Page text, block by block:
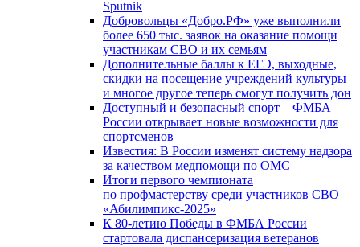
Sputnik
Добровольцы «Добро.РФ» уже выполнили
более 650 тыс. заявок на оказание помощи
участникам СВО и их семьям
Дополнительные баллы к ЕГЭ, выходные,
скидки на посещение учреждений культуры
и многое другое теперь смогут получить дон
Доступный и безопасный спорт – ФМБА
России открывает новые возможности для
спортсменов
Известия: В России изменят систему надзора
за качеством медпомощи по ОМС
Итоги первого чемпионата
по профмастерству среди участников СВО
«Абилимпикс-2025»
К 80-летию Победы в ФМБА России
стартовала диспансеризация ветеранов